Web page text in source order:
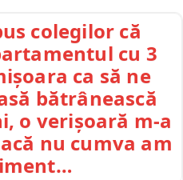
colegilor că
cu 3
ca să ne
bătrânească
o verișoară m-a
nu cumva am